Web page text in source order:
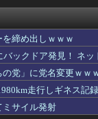
スターBTSの威厳！
締め出しｗｗｗ
バックドア発見！ ネ
の党」に党名変更ｗｗ
走行しギネス
ミサイル発射